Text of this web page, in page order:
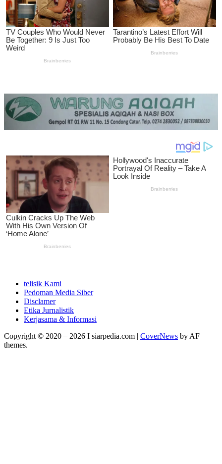
telisik Kami
Pedoman Media Siber
Disclamer
Etika Jurnalistik
Kerjasama & Informasi
Copyright © 2020 – 2026 I siarpedia.com | CoverNews by AF
themes.